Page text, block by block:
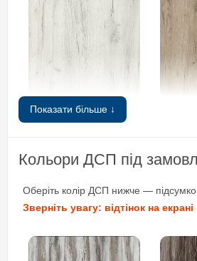
Дуб крафт білий
Показати більше ↓
Кольори ДСП під
Оберіть колір ДСП нижче —
Зверніть увагу: відтінок на